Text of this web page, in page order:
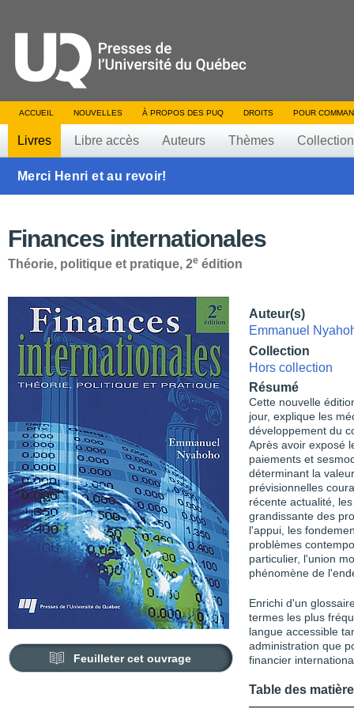
ACCUEIL NOUVELLES À PROPOS DES PUQ DROITS POUR
Livres Libre accès Auteurs Thèmes
Merci Henri et au revoir!
Finances internationales
Théorie, politique et pratique, 2e édition
Feuilleter cet ouvrage
Auteur(s)
Emmanuel
Collection
Hors collection
Résumé
Cette nouvelle
jour, explique les
développement du
Après avoir exposé
paiements et
déterminant la
prévisionnelles
récente actualité,
grandissante des
l'appui, les
problèmes
particulier, l'union
phénomène de
Enrichi d'un
termes les plus
langue accessible
administration que
financier
Table des